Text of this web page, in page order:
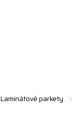
Laminátové parkety